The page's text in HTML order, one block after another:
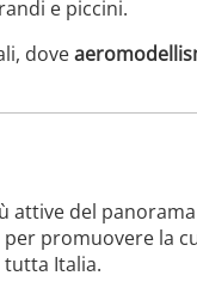
e piccini.
dove
attive del
promuovere la
Italia.